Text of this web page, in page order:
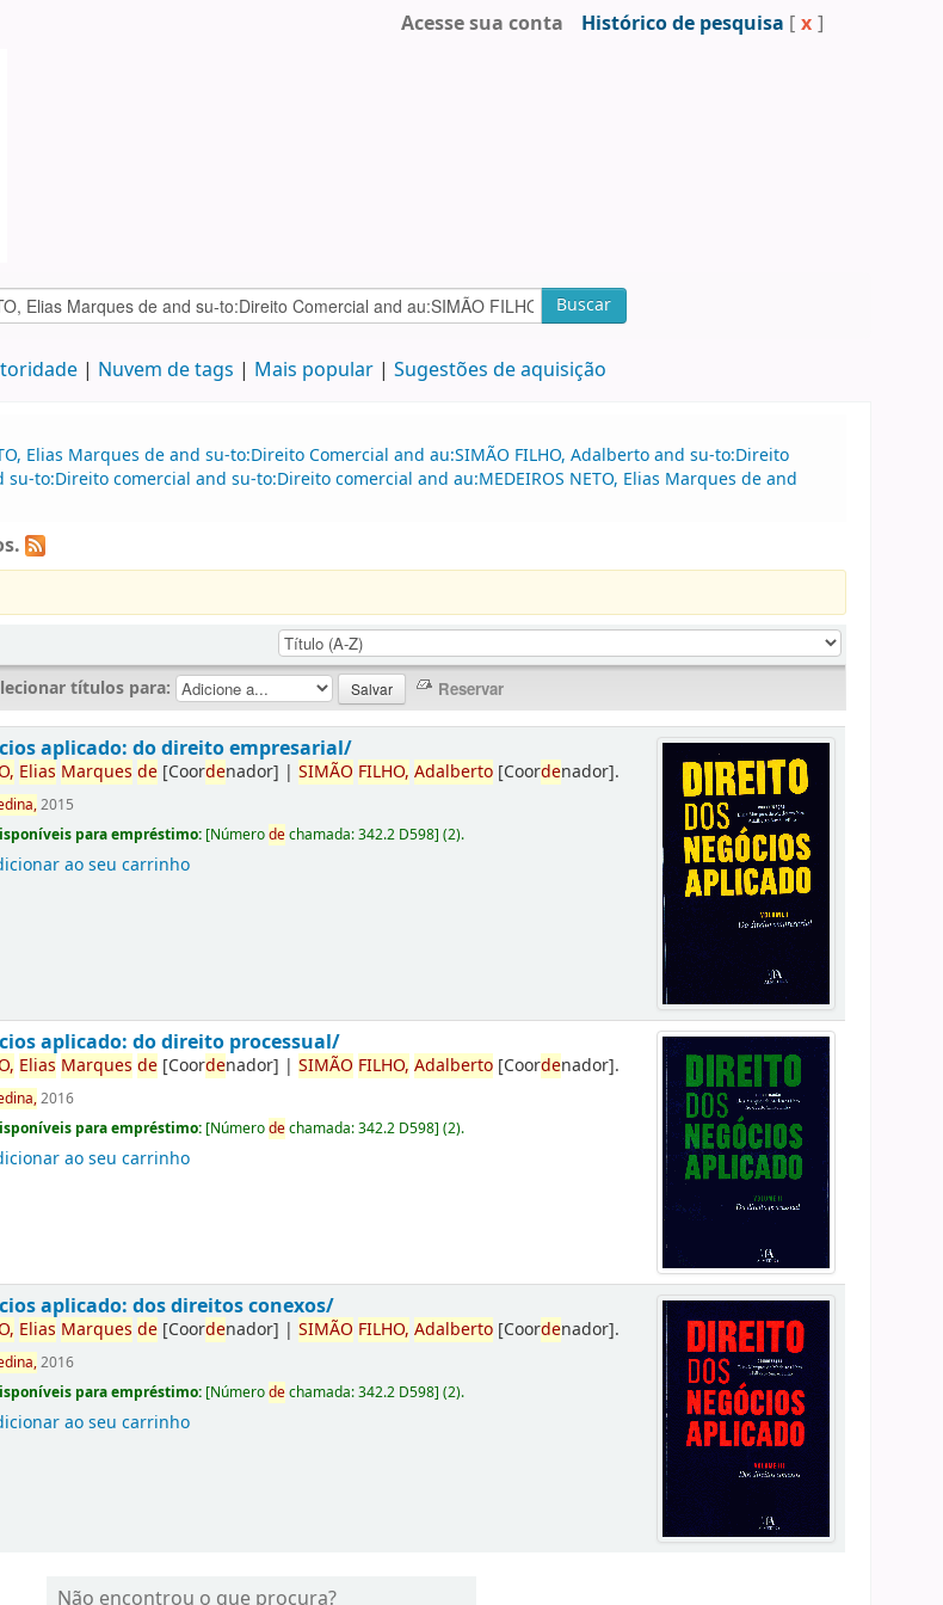
Acesse sua conta Histórico de pesquisa [ x ]
Buscar
Nuvem de tags Mais popular Sugestões de aquisição
Elias Marques de and su-to:Direito Comercial and au:SIMÃO FILHO, Adalberto and su-to:Direito
to:Direito comercial and su-to:Direito comercial and au:MEDEIROS NETO, Elias Marques de and
títulos para:
aplicado: do direito empresarial/
Elias Marques de [Coordenador] |SIMÃO FILHO, Adalberto [Coordenador].
2015
para empréstimo: [Númerodechamada:342.2 D598](2).
ao seu carrinho
aplicado: do direito processual/
Elias Marques de [Coordenador] |SIMÃO FILHO, Adalberto [Coordenador].
2016
para empréstimo: [Númerodechamada:342.2 D598](2).
ao seu carrinho
aplicado: dos direitos conexos/
Elias Marques de [Coordenador] |SIMÃO FILHO, Adalberto [Coordenador].
2016
para empréstimo: [Númerodechamada:342.2 D598](2).
ao seu carrinho